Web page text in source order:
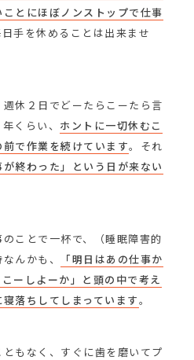
とにほぼノンストップで仕事
手を休めることは出来ませ
休２日でどーたらこーたら言
くらい、 ホントに一切休むこ
で作業を続けています。それ
が終わった」という日が来ない
ことで一杯で、（睡眠障害的
んかも、
「明日はあの仕事か
ーしよーか」と頭の中で考え
落ちしてしまっています。
もなく、すぐに歯を磨いてプ